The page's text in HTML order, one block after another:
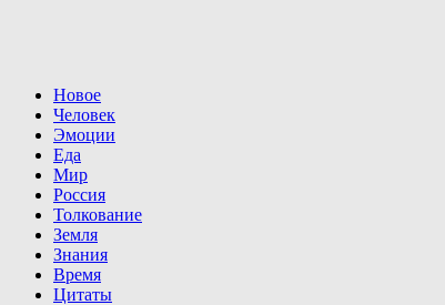
Новое
Человек
Эмоции
Еда
Мир
Россия
Толкование
Земля
Знания
Время
Цитаты